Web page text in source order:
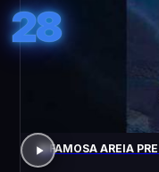
28
A FAMOSA AREIA